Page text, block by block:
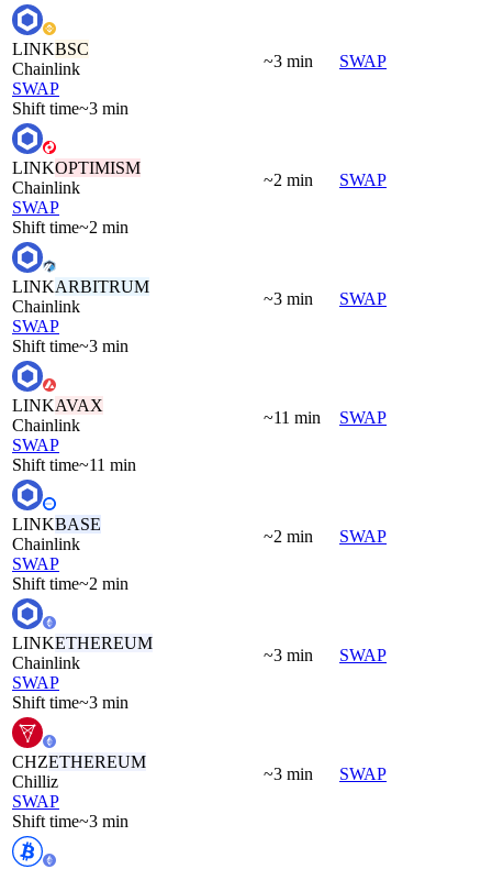
LINKBSC
Chainlink
SWAP
Shift time~3 min
~3 min SWAP
LINKOPTIMISM
Chainlink
SWAP
Shift time~2 min
~2 min SWAP
LINKARBITRUM
Chainlink
SWAP
Shift time~3 min
~3 min SWAP
LINKAVAX
Chainlink
SWAP
Shift time~11 min
~11 min SWAP
LINKBASE
Chainlink
SWAP
Shift time~2 min
~2 min SWAP
LINKETHEREUM
Chainlink
SWAP
Shift time~3 min
~3 min SWAP
CHZETHEREUM
Chilliz
SWAP
Shift time~3 min
~3 min SWAP